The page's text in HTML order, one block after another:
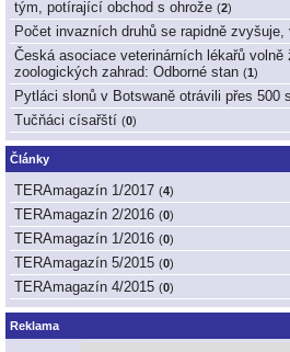
tým, potírající obchod s ohrože (2)
Počet invazních druhů se rapidně zvyšuje,
Česká asociace veterinárních lékařů
zoologických zahrad: Odborné stan (1 )
Pytláci slonů v Botswaně otrávili přes 500
Tučňáci císařští (0)
Články
TERAmagazín 1/2017 (4)
TERAmagazín 2/2016 (0)
TERAmagazín 1/2016 (0)
TERAmagazín 5/2015 (0)
TERAmagazín 4/2015 (0)
Reklama